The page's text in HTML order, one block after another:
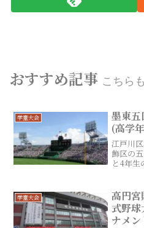
おすすめ記事 こちら
学童大会
墨東五
(高学
江戸川
飾区の
と4年生
学童大会
高円
式野球
ナメ